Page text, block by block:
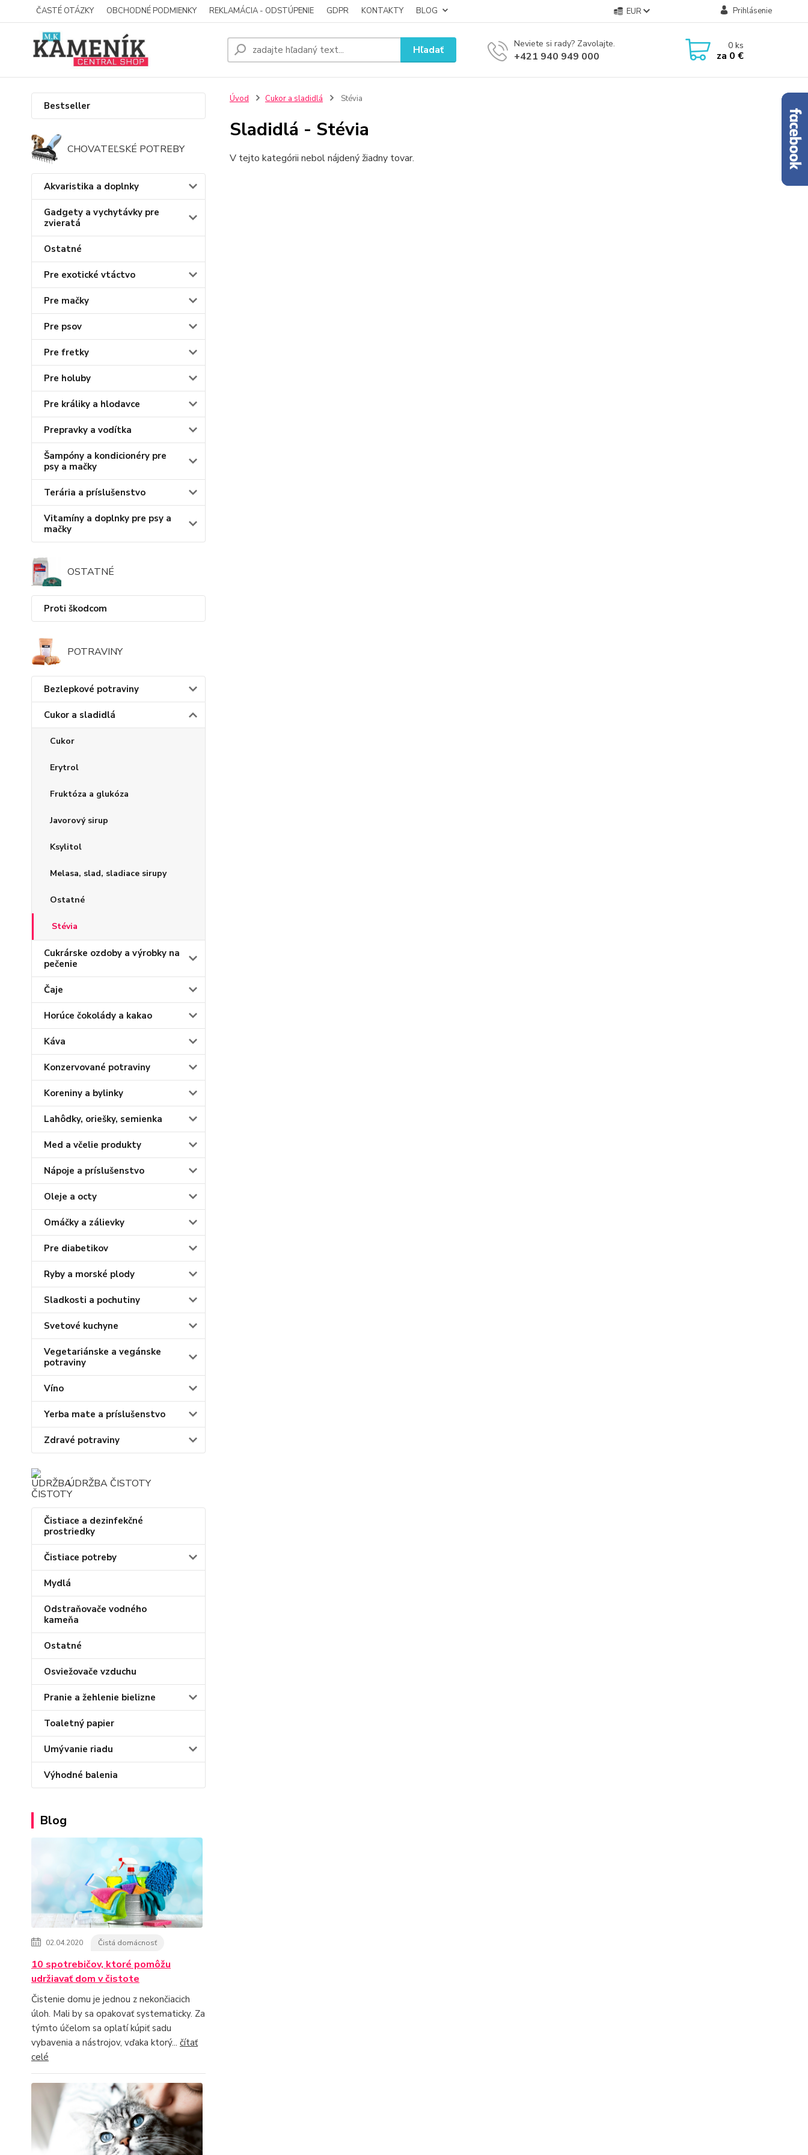
ČASTÉ OTÁZKY OBCHODNÉ PODMIENKY REKLAMÁCIA - ODSTÚPENIE GDPR KONTAKTY BLOG EUR Prihlásenie
Hľadať Neviete si rady? Zavolajte.
+421 940 949 000
0ks
za 0 €
Bestseller
CHOVATEĽSKÉ POTREBY
Akvaristika a doplnky
Gadgety a vychytávky pre
zvieratá
Ostatné
Pre exotické vtáctvo
Pre mačky
Pre psov
Pre fretky
Pre holuby
Pre králiky a hlodavce
Prepravky a vodítka
Šampóny a kondicionéry pre
psy a mačky
Terária a príslušenstvo
Vitamíny a doplnky pre psy a
mačky
OSTATNÉ
Proti škodcom
POTRAVINY
Bezlepkové potraviny
Cukor a sladidlá
Cukor
Erytrol
Fruktóza a glukóza
Javorový sirup
Ksylitol
Melasa, slad, sladiace sirupy
Ostatné
Stévia
Cukrárske ozdoby a výrobky na
pečenie
Čaje
Horúce čokolády a kakao
Káva
Konzervované potraviny
Koreniny a bylinky
Lahôdky, oriešky, semienka
Med a včelie produkty
Nápoje a príslušenstvo
Oleje a octy
Omáčky a zálievky
Pre diabetikov
Ryby a morské plody
Sladkosti a pochutiny
Svetové kuchyne
Vegetariánske a vegánske
potraviny
Víno
Yerba mate a príslušenstvo
Zdravé potraviny
ÚDRŽBA ČISTOTY
Čistiace a dezinfekčné
prostriedky
Čistiace potreby
Mydlá
Odstraňovače vodného
kameňa
Ostatné
Osviežovače vzduchu
Pranie a žehlenie bielizne
Toaletný papier
Umývanie riadu
Výhodné balenia
Blog
02.04.2020 Čistá domácnosť
10 spotrebičov, ktoré pomôžu
udržiavať dom v čistote
Čistenie domu je jednou z nekončiacich
úloh. Mali by sa opakovať systematicky. Za
týmto účelom sa oplatí kúpiť sadu
vybavenia a nástrojov, vďaka ktorý... čítať
celé
Úvod Cukor a sladidlá Stévia
Sladidlá - Stévia
V tejto kategórii nebol nájdený žiadny tovar.